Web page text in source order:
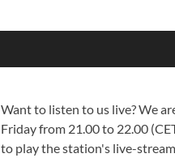
Want to listen to us live? We
Friday from 21.00 to 22.00
to play the station's live-